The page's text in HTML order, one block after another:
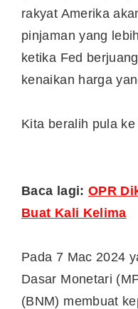
rakyat Amerika
pinjaman yang
ketika Fed
kenaikan harga
Kita beralih pula
Baca lagi: OPR
Buat Kali Kelima
Pada 7 Mac 2024
Dasar Monetari
(BNM) membuat